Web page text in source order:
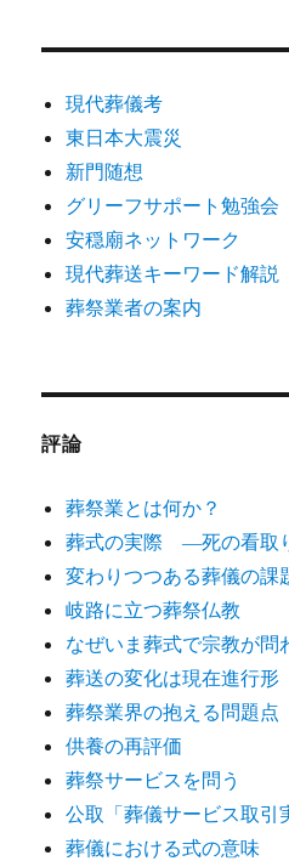
現代葬儀考
東日本大震災
新門随想
グリーフサポート勉強会
安穏廟ネットワーク
現代葬送キーワード解説
葬祭業者の案内
評論
葬祭業とは何か？
葬式の実際 ―死の看取
変わりつつある葬儀の課
岐路に立つ葬祭仏教
なぜいま葬式で宗教が問
葬送の変化は現在進行形
葬祭業界の抱える問題点
供養の再評価
葬祭サービスを問う
公取「葬儀サービス取引
葬儀における式の意味